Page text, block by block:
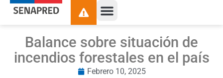
Balance sobre situación de
incendios forestales en el país
Febrero 10, 2025